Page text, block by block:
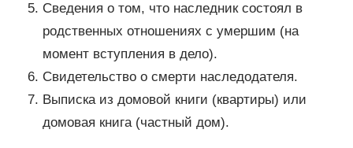
Сведения о том, что наследник состоял в
родственных отношениях с умершим (на
момент вступления в дело).
Свидетельство о смерти наследодателя.
Выписка из домовой книги (квартиры) или
домовая книга (частный дом).